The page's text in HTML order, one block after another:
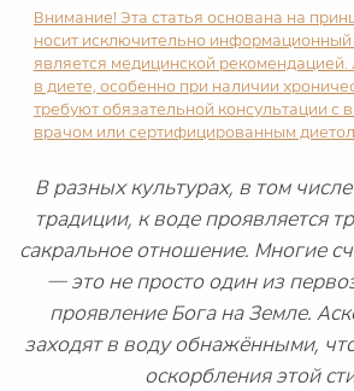
Внимание! Эта статья основана на
носит исключительно информационный
является медицинской
в диете, особенно при наличии
требуют обязательной консультации
врачом или сертифицированным
В разных культурах, в том
традиции, к воде проявляется
сакральное отношение. Многие
— это не просто один из
проявление Бога на Земле.
заходят в воду обнажёнными,
оскорбления этой